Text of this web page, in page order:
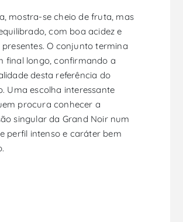
mostra-se cheio de fruta, mas
com boa acidez e
O conjunto termina
final longo, confirmando a
desta referência do
Uma escolha interessante
procura conhecer a
singular da Grand Noir num
perfil intenso e caráter bem